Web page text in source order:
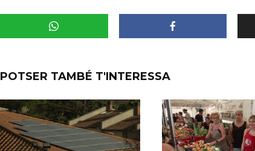
POTSER TAMBÉ T'INTERESSA